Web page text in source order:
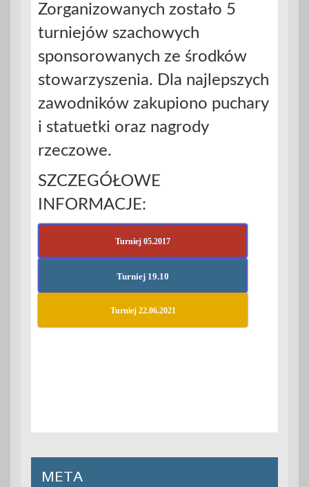
Zorganizowanych zostało 5
turniejów szachowych
sponsorowanych ze środków
stowarzyszenia. Dla najlepszych
zawodników zakupiono puchary
i statuetki oraz nagrody
rzeczowe.
SZCZEGÓŁOWE
INFORMACJE:
Turniej 05.2017
Turniej 19.10
Turniej 22.06.2021
META